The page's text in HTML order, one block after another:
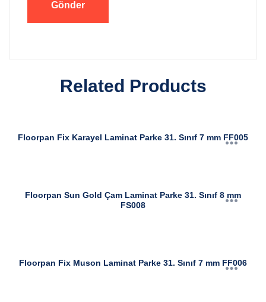
Related Products
Floorpan Fix Karayel Laminat Parke 31. Sınıf 7 mm FF005
Floorpan Sun Gold Çam Laminat Parke 31. Sınıf 8 mm
FS008
Floorpan Fix Muson Laminat Parke 31. Sınıf 7 mm FF006